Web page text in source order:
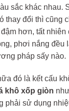
sắc khác nhau.
thay đổi thì cũng
hơn, tất
phơi nắng đều
pháp sấy nào.
đó là kết cấu
khô xốp giòn
phải sử dụng